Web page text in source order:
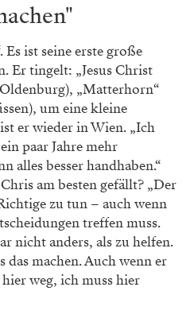
Es ist seine erste große
Er tingelt: „Jesus Christ
„Matterhorn“
um eine kleine
er wieder in Wien. „Ich
paar Jahre mehr
alles besser handhaben.“
am besten gefällt? „Der
zu tun – auch wenn
treffen muss.
nicht anders, als zu helfen.
machen. Auch wenn er
weg, ich muss hier